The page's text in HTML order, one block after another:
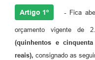
Artigo 1º - Fica
orçamento vigente de
(quinhentos e
reais), consignado as